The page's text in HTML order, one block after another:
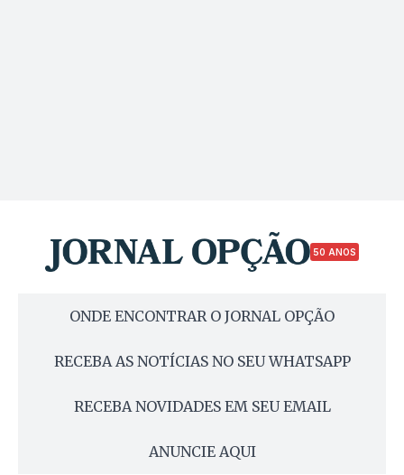
50 ANOS
ONDE ENCONTRAR O JORNAL OPÇÃO
RECEBA AS NOTÍCIAS NO SEU WHATSAPP
RECEBA NOVIDADES EM SEU EMAIL
ANUNCIE AQUI